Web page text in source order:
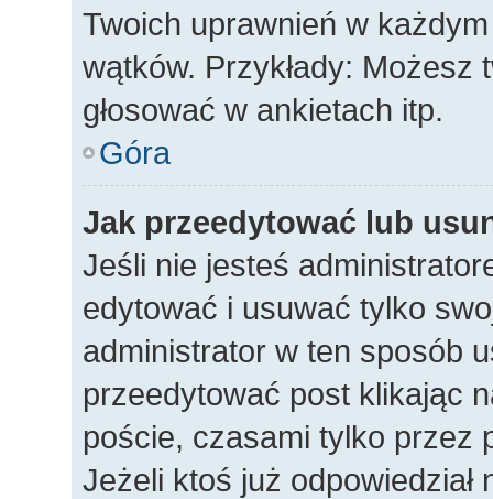
Twoich uprawnień w
wątków. Przykłady:
głosować w ankietach itp.
Góra
Jak przeedytować lub
Jeśli nie jesteś
edytować i usuwać tylko
administrator w ten sposób
przeedytować post klikając
poście, czasami tylko przez
Jeżeli ktoś już